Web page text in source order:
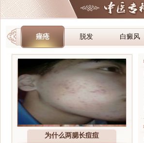
痤疮 脱发 白癜风
为什么两腮长痘痘